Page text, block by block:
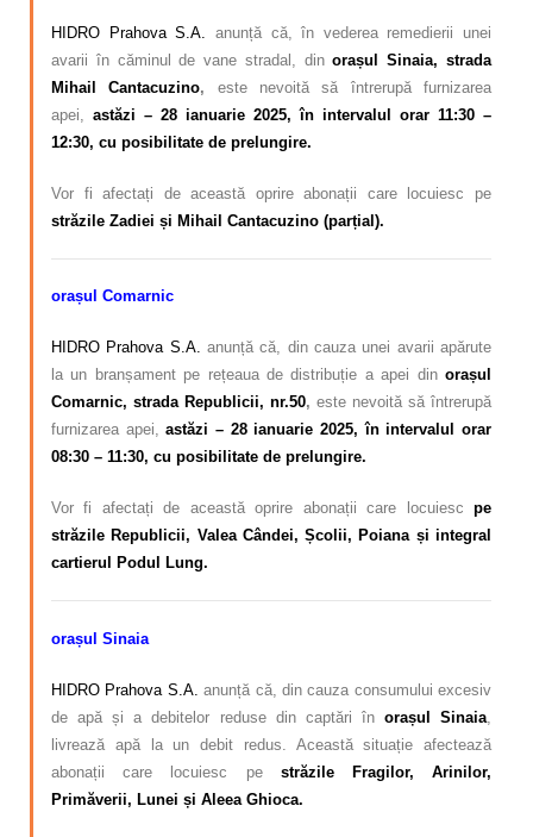
HIDRO Prahova S.A.
anunță că, în vederea remedierii unei
avarii în căminul de vane stradal, dinorașul Sinaia, strada
Mihail Cantacuzino, este nevoită să întrerupă furnizarea
apei, astăzi – 28 ianuarie 2025, în intervalul orar 11:30 –
12:30, cu posibilitate de prelungire.
Vor fi afectați de această oprire abonații care locuiesc pe
străzile Zadiei și Mihail Cantacuzino (parțial).
orașul Comarnic
HIDRO Prahova S.A. anunță că, din cauza unei avarii apărute
la un branșament pe rețeaua de distribuție a apei din orașul
Comarnic, strada Republicii, nr.50, este nevoită să întrerupă
furnizarea apei,astăzi – 28 ianuarie 2025, în intervalul orar
08:30 – 11:30, cu posibilitate de prelungire.
Vor fi afectați de această oprire abonații care locuiesc pe
străzile Republicii, Valea Cândei, Școlii, Poiana și integral
cartierul Podul Lung.
orașul Sinaia
HIDRO Prahova S.A. anunță că, din cauza consumului excesiv
de apă și a debitelor reduse din captări în orașul Sinaia
livrează apă la un debit redus. Această situație afectează
abonații care locuiesc pe străzile Fragilor, Arinilor,
Primăverii, Lunei și Aleea Ghioca.